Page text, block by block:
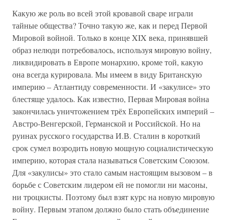
Какую же роль во всей этой кровавой сваре играли
тайные общества? Точно такую же, как и перед Первой
Мировой войной. Только в конце XIX века, принявшей
образ нелюди потребовалось, используя мировую войну,
ликвидировать в Европе монархию, кроме той, какую
она всегда курировала. Мы имеем в виду Британскую
империю – Атлантиду современности. И «закулисе» это
блестяще удалось. Как известно, Первая Мировая война
закончилась уничтожением трёх Европейских империй –
Австро-Венгерской, Германской и Российской. Но на
руинах русского государства И.В. Сталин в короткий
срок сумел возродить новую мощную социалистическую
империю, которая стала называться Советским Союзом.
Для «закулисы» это стало самым настоящим вызовом – в
борьбе с Советским лидером ей не помогли ни масоны,
ни троцкисты. Поэтому был взят курс на новую мировую
войну. Первым этапом должно было стать объединение